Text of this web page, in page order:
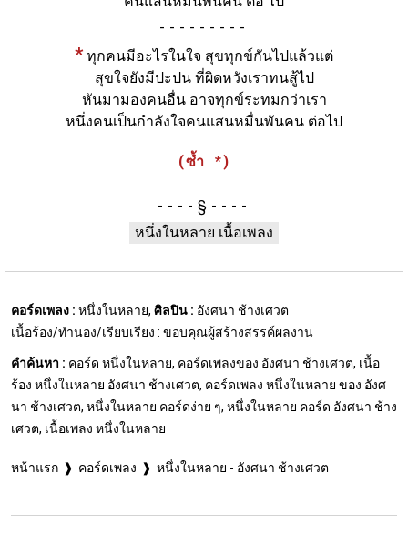
-
* ทุกคนมีอะไรในใจ สุขทุกข์กันไปแล้วแต่
สุขใจยังมีปะปน ที่ผิดหวังเราทนสู้ไป
หันมามองคนอื่น อาจทุกข์ระทมกว่าเรา
หนึ่งคนเป็นกำลังใจคนแสนหมื่นพันคน ต่อไป
(ซ้ำ *)
§
หนึ่งในหลาย เนื้อเพลง
คอร์ดเพลง : หนึ่งในหลาย, ศิลปิน : อังศนา ช้างเศวต
เนื้อร้อง/ทำนอง/เรียบเรียง : ขอบคุณผู้สร้างสรรค์ผลงาน
คำค้นหา : คอร์ด หนึ่งในหลาย, คอร์ดเพลงของ อังศนา ช้างเศวต, เนื้อ
ร้อง หนึ่งในหลาย อังศนา ช้างเศวต, คอร์ดเพลง หนึ่งในหลาย ของ อังศ
นา ช้างเศวต, หนึ่งในหลาย คอร์ดง่าย ๆ, หนึ่งในหลาย คอร์ด อังศนา ช้าง
เศวต, เนื้อเพลง หนึ่งในหลาย
หน้าแรก คอร์ดเพลง หนึ่งในหลาย - อังศนา ช้างเศวต